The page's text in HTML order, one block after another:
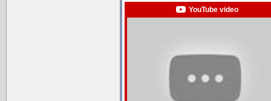
YouTube video